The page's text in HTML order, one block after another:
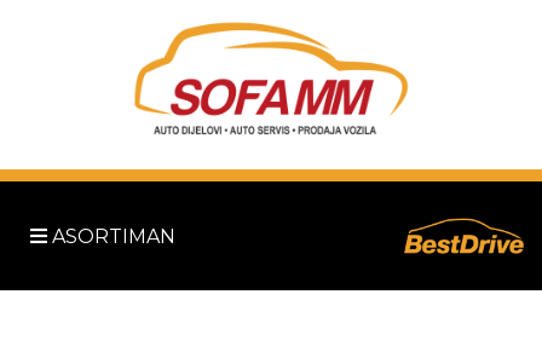
ASORTIMAN